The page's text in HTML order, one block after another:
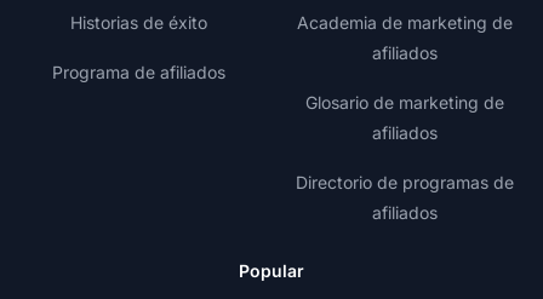
Historias de éxito
Programa de afiliados
Academia de marketing de
afiliados
Glosario de marketing de
afiliados
Directorio de programas de
afiliados
Popular